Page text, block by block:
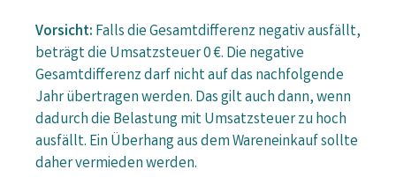
Vorsicht: Falls die Gesamtdifferenz negativ ausfällt,
beträgt die Umsatzsteuer 0 €. Die negative
Gesamtdifferenz darf nicht auf das nachfolgende
Jahr übertragen werden. Das gilt auch dann, wenn
dadurch die Belastung mit Umsatzsteuer zu hoch
ausfällt. Ein Überhang aus dem Wareneinkauf sollte
daher vermieden werden.